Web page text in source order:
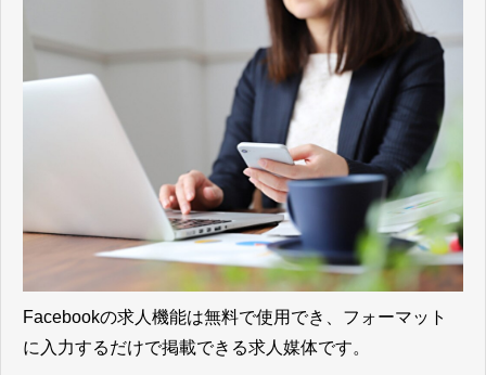
Facebookの求人機能は無料で使用でき、フォーマット
に入力するだけで掲載できる求人媒体です。